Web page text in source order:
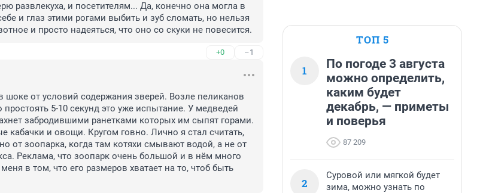
развлекуха, и посетителям... Да, конечно она могла в
и глаз этими рогами выбить и зуб сломать, но нельзя
и просто надеяться, что оно со скуки не повесится.
+0 –1
от условий содержания зверей. Возле пеликанов
простоять 5-10 секунд это уже испытание. У медведей
забродившими ранетками которых им сыпят горами.
кабачки и овощи. Кругом говно. Лично я стал считать,
от зоопарка, когда там котяхи смывают водой, а не от
Реклама, что зоопарк очень большой и в нём много
в том, что его размеров хватает на то, чтоб быть
ТОП 5
1
По погоде 3 августа
можно определить,
каким будет
декабрь, — приметы
и поверья
87 209
2
Суровой или мягкой будет
зима, можно узнать по